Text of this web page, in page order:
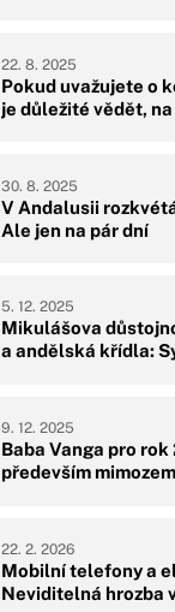
Pokud uvažujete o
je důležité vědět,
22. 8. 2025
V Andalusii
Ale jen na pár dní
30. 8. 2025
Mikulášova
a andělská křídla:
5. 12. 2025
Baba Vanga pro
především
9. 12. 2025
Mobilní telefony a
Neviditelná hrozba
22. 2. 2026